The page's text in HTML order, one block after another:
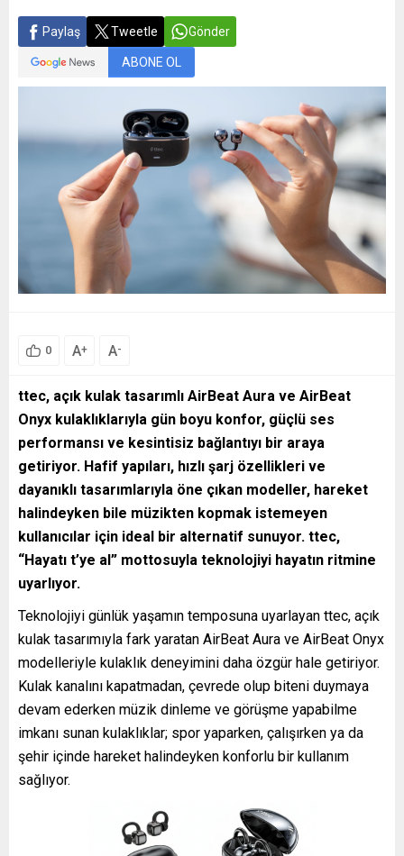
Paylaş Tweetle Gönder
ABONE OL
0 A+ A-
ttec, açık kulak tasarımlı AirBeat Aura ve AirBeat
Onyx kulaklıklarıyla gün boyu konfor, güçlü ses
performansı ve kesintisiz bağlantıyı bir araya
getiriyor. Hafif yapıları, hızlı şarj özellikleri ve
dayanıklı tasarımlarıyla öne çıkan modeller, hareket
halindeyken bile müzikten kopmak istemeyen
kullanıcılar için ideal bir alternatif sunuyor. ttec,
“Hayatı t’ye al” mottosuyla teknolojiyi hayatın ritmine
uyarlıyor.
Teknolojiyi günlük yaşamın temposuna uyarlayan ttec, açık
kulak tasarımıyla fark yaratan AirBeat Aura ve AirBeat Onyx
modelleriyle kulaklık deneyimini daha özgür hale getiriyor.
Kulak kanalını kapatmadan, çevrede olup biteni duymaya
devam ederken müzik dinleme ve görüşme yapabilme
imkanı sunan kulaklıklar; spor yaparken, çalışırken ya da
şehir içinde hareket halindeyken konforlu bir kullanım
sağlıyor.